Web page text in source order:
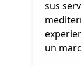
sus
un